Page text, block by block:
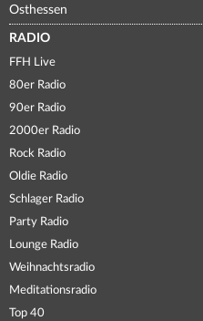
Osthessen
RADIO
FFH Live
80er Radio
90er Radio
2000er Radio
Rock Radio
Oldie Radio
Schlager Radio
Party Radio
Lounge Radio
Weihnachtsradio
Meditationsradio
Top 40